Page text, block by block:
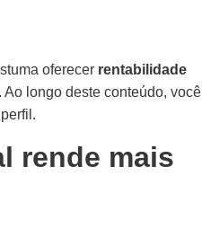
oferecer rentabilidade
longo deste conteúdo, você
rende mais